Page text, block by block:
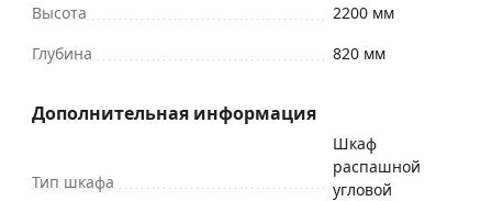
Высота
2200 мм
Глубина
820 мм
Дополнительная информация
Тип шкафа
Шкаф
распашной
угловой